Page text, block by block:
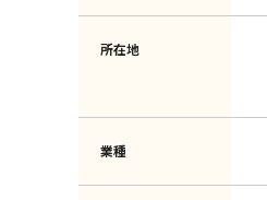
所在地
業種